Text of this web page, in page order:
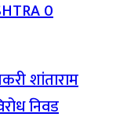
0